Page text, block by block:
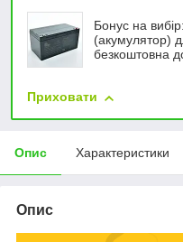
Бонус на
(акумулятор)
безкоштовна
Приховати
Опис Характеристики
Опис